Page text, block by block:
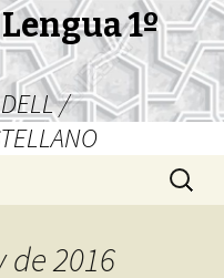
1º
/
Cerca:
de 2016